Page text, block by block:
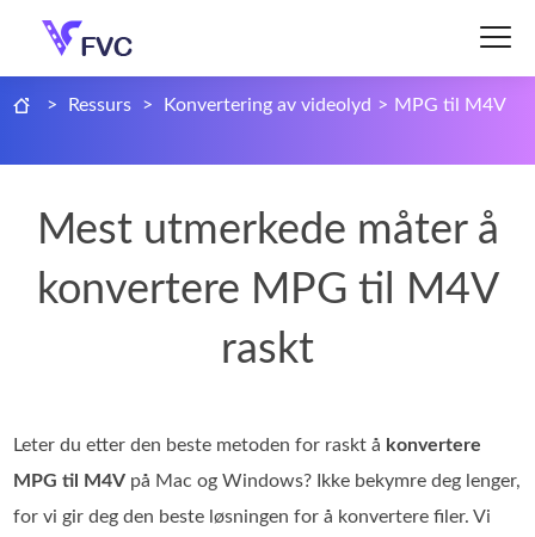
> Ressurs > Konvertering av videolyd > MPG til M4V
Mest utmerkede måter å
konvertere MPG til M4V
raskt
Leter du etter den beste metoden for raskt å konvertere
MPG til M4V på Mac og Windows? Ikke bekymre deg lenger,
for vi gir deg den beste løsningen for å konvertere filer. Vi